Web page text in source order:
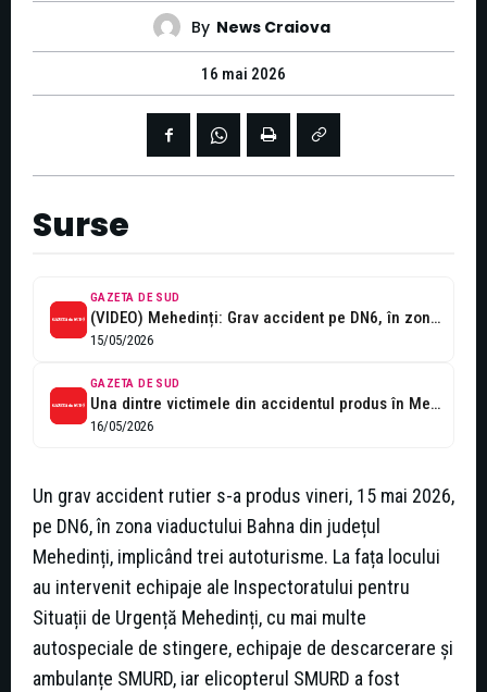
By News Craiova
16 mai 2026
Surse
GAZETA DE SUD
(VIDEO) Mehedinți: Grav accident pe DN6, în zona viaductului Bahna: o persoană...
15/05/2026
GAZETA DE SUD
Una dintre victimele din accidentul produs în Mehedinţi, în stare gravă în...
16/05/2026
Un grav accident rutier s-a produs vineri, 15 mai 2026,
pe DN6, în zona viaductului Bahna din județul
Mehedinți, implicând trei autoturisme. La fața locului
au intervenit echipaje ale Inspectoratului pentru
Situații de Urgență Mehedinți, cu mai multe
autospeciale de stingere, echipaje de descarcerare și
ambulanțe SMURD, iar elicopterul SMURD a fost